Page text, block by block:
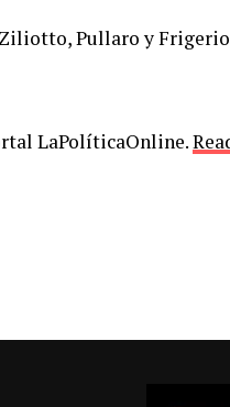
Pullaro y
LaPolíticaOnline.